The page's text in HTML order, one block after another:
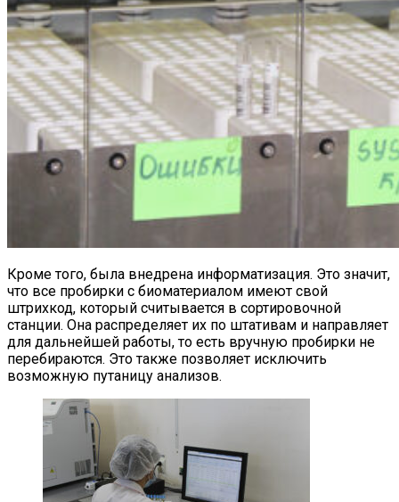
Кроме того, была внедрена информатизация. Это значит,
что все пробирки с биоматериалом имеют свой
штрихкод, который считывается в сортировочной
станции. Она распределяет их по штативам и направляет
для дальнейшей работы, то есть вручную пробирки не
перебираются. Это также позволяет исключить
возможную путаницу анализов.